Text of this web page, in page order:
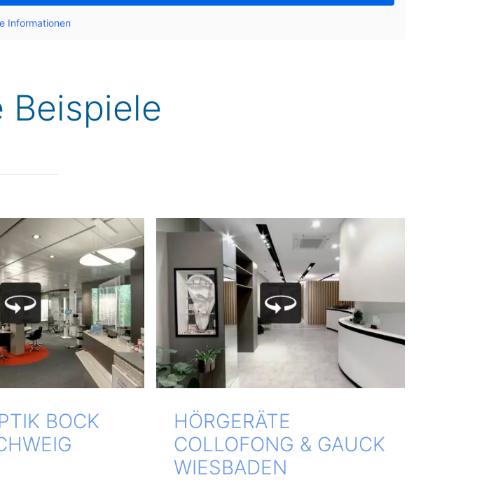
Infor­ma­tio­nen
Beispiele
Augen­op­tik Bock
Braunschweig
BOCK
Hör­ge­rä­te Collofong &
Gauck Wiesbaden
HÖR­GE­RÄ­TE
COLLOFONG & GAUCK
WIESBADEN